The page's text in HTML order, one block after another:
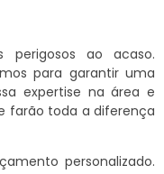
ao acaso.
para garantir uma
expertise na área e
farão toda a diferença
personalizado.